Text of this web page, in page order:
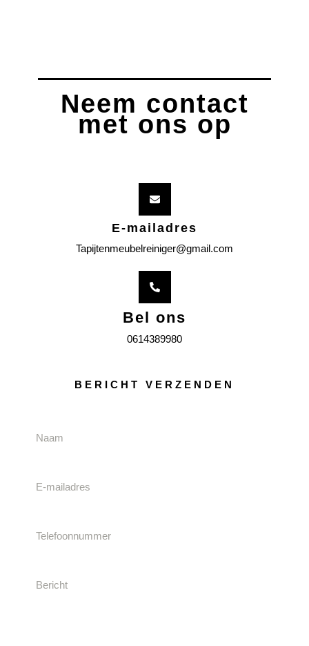
Neem contact
met ons op
E-mailadres
Tapijtenmeubelreiniger@gmail.com
Bel ons
0614389980
BERICHT VERZENDEN